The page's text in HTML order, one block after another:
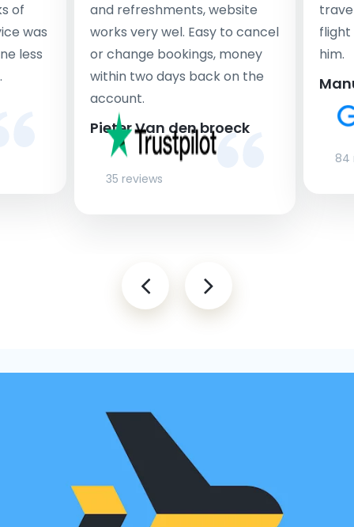
of
was
less
and refreshments, website
works very wel. Easy to cancel
or change bookings, money
within two days back on the
account.
Pieter Van den broeck
35 reviews
flight
him.
84